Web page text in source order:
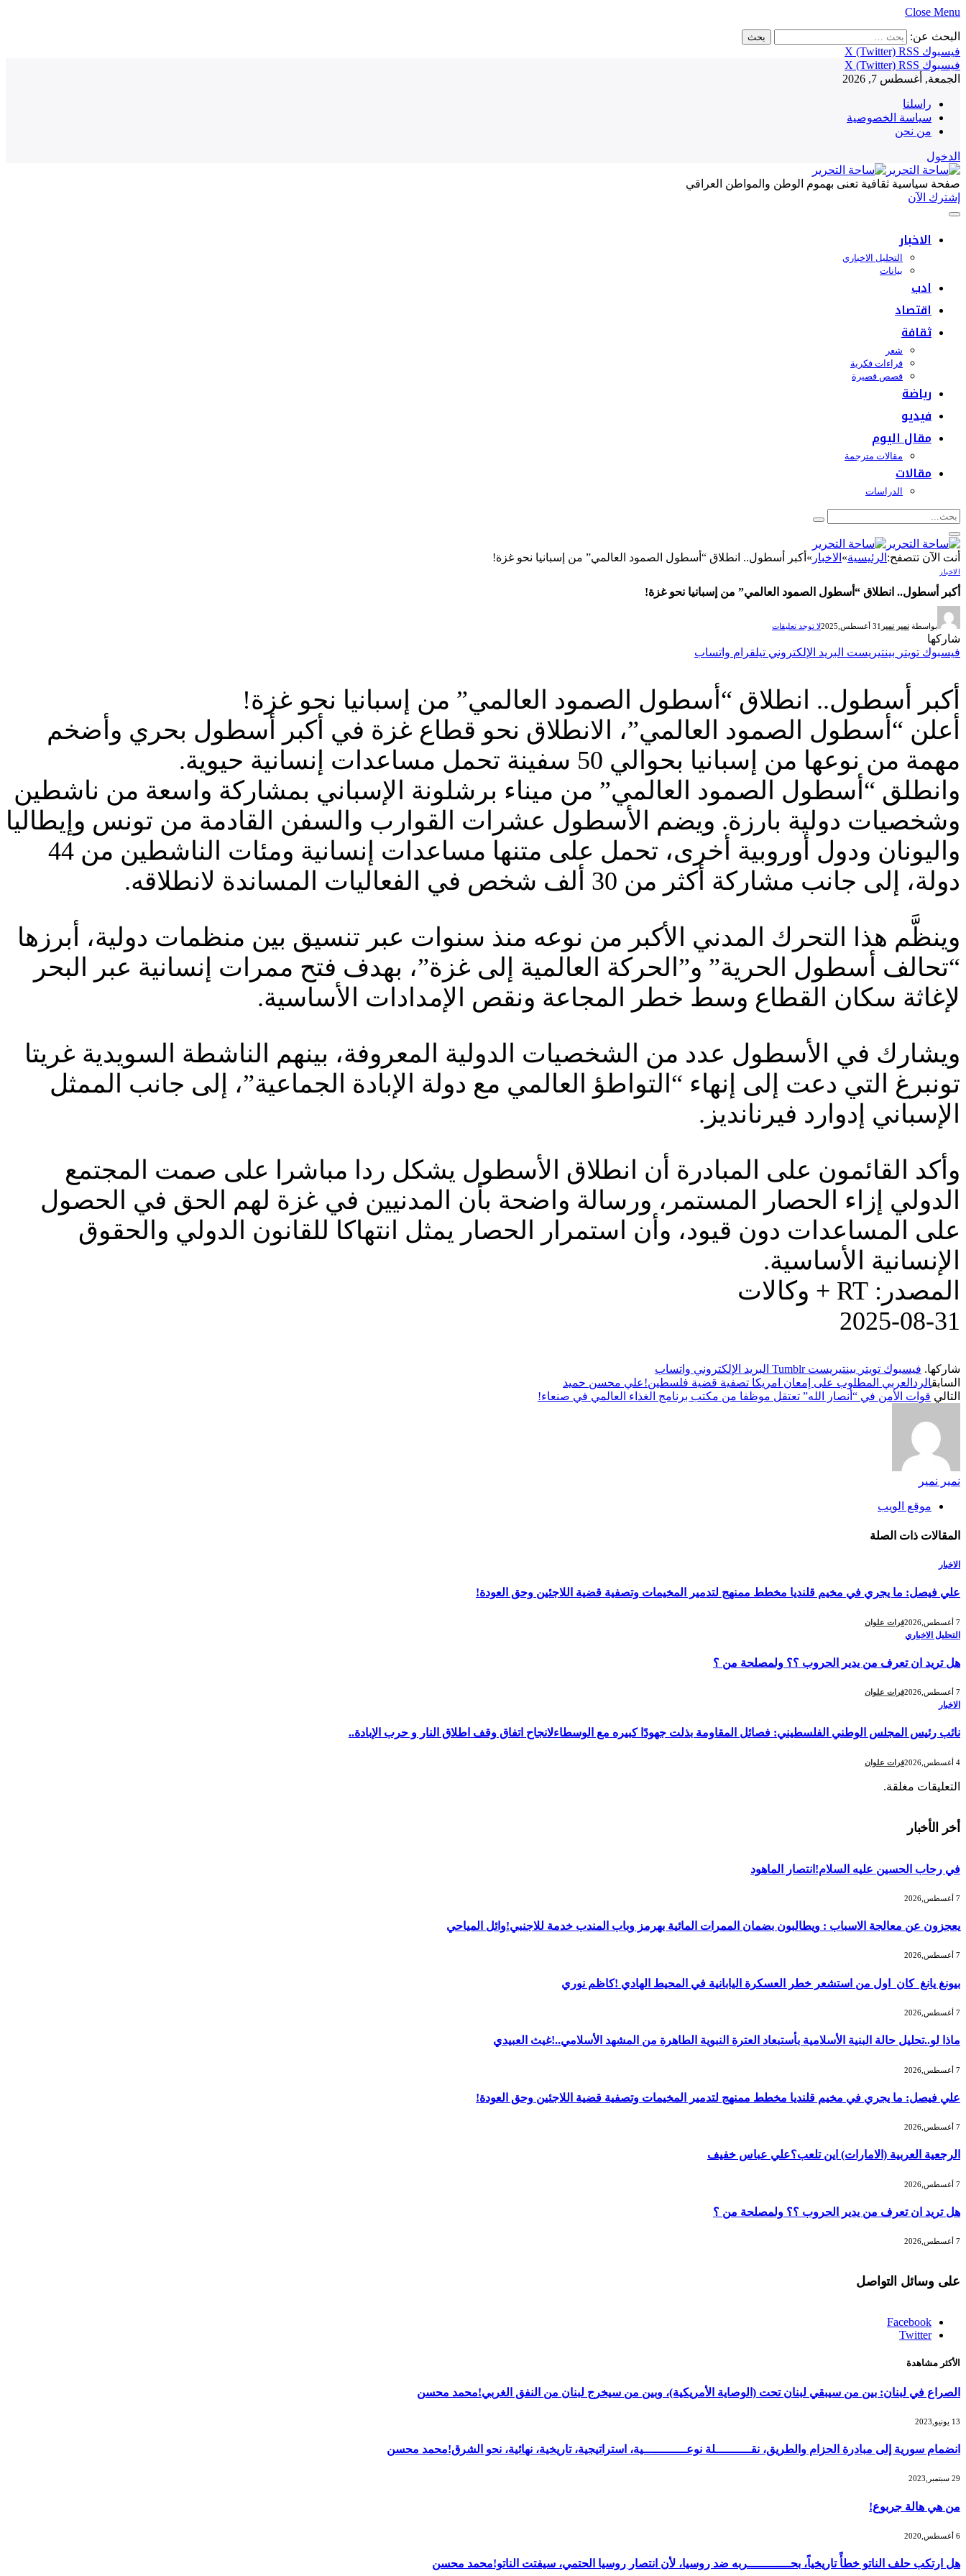
Close Menu
البحث عن:
فيسبوك
X (Twitter) RSS
فيسبوك
X (Twitter) RSS
الجمعة, أغسطس 7, 2026
راسلنا
سياسة الخصوصية
من نحن
الدخول
صفحة سياسية ثقافية تعنى بهموم الوطن والمواطن العراقي
إشترك الآن
الاخبار
التحليل الاخباري
بيانات
ادب
اقتصاد
ثقافة
شعر
قراءات فكرية
قصص قصيرة
رياضة
فيديو
مقال اليوم
مقالات مترجمة
مقالات
الدراسات
أنت الآن تتصفح: الرئيسية» الاخبار » أكبر أسطول.. انطلاق “أسطول الصمود العالمي” من إسبانيا نحو غزة!
الاخبار
أكبر أسطول.. انطلاق “أسطول الصمود العالمي” من إسبانيا نحو غزة!
بواسطة نمير نمير 31 أغسطس,2025 لا توجد تعليقات
شاركها
فيسبوك تويتر بينتيريست البريد الإلكتروني تيلقرام واتساب
أكبر أسطول.. انطلاق “أسطول الصمود العالمي” من إسبانيا نحو غزة!
أعلن “أسطول الصمود العالمي”، الانطلاق نحو قطاع غزة في أكبر أسطول بحري وأضخم
مهمة من نوعها من إسبانيا بحوالي 50 سفينة تحمل مساعدات إنسانية حيوية.
وانطلق “أسطول الصمود العالمي” من ميناء برشلونة الإسباني بمشاركة واسعة من ناشطين
وشخصيات دولية بارزة. ويضم الأسطول عشرات القوارب والسفن القادمة من تونس وإيطاليا
واليونان ودول أوروبية أخرى، تحمل على متنها مساعدات إنسانية ومئات الناشطين من 44
دولة، إلى جانب مشاركة أكثر من 30 ألف شخص في الفعاليات المساندة لانطلاقه.
وينظَّم هذا التحرك المدني الأكبر من نوعه منذ سنوات عبر تنسيق بين منظمات دولية، أبرزها
“تحالف أسطول الحرية” و”الحركة العالمية إلى غزة”، بهدف فتح ممرات إنسانية عبر البحر
لإغاثة سكان القطاع وسط خطر المجاعة ونقص الإمدادات الأساسية.
ويشارك في الأسطول عدد من الشخصيات الدولية المعروفة، بينهم الناشطة السويدية غريتا
تونبرغ التي دعت إلى إنهاء “التواطؤ العالمي مع دولة الإبادة الجماعية”، إلى جانب الممثل
الإسباني إدوارد فيرنانديز.
وأكد القائمون على المبادرة أن انطلاق الأسطول يشكل ردا مباشرا على صمت المجتمع
الدولي إزاء الحصار المستمر، ورسالة واضحة بأن المدنيين في غزة لهم الحق في الحصول
على المساعدات دون قيود، وأن استمرار الحصار يمثل انتهاكا للقانون الدولي والحقوق
الإنسانية الأساسية.
المصدر: RT + وكالات
‎2025-‎08-‎31
شاركها. فيسبوك تويتر بينتيريست Tumblr البريد الإلكتروني واتساب
السابقالردالعربي المطلوب على إمعان امريكا تصفية قضية فلسطين!علي محسن حميد
التالي قوات الأمن في “أنصار الله” تعتقل موظفا من مكتب برنامج الغذاء العالمي في صنعاء!
نمير نمير
موقع الويب
المقالات ذات الصلة
الاخبار
علي فيصل: ما يجري في مخيم قلنديا مخطط ممنهج لتدمير المخيمات وتصفية قضية اللاجئين وحق العودة!
7 أغسطس,2026 فرات علوان
التحليل الاخباري
هل تريد ان تعرف من يدير الحروب ؟؟ ولمصلحة من ؟
7 أغسطس,2026 فرات علوان
الاخبار
نائب رئيس المجلس الوطني الفلسطيني: فصائل المقاومة بذلت جهودًا كبيره مع الوسطاءلانجاح اتفاق وقف اطلاق النار و حرب الإبادة..
4 أغسطس,2026 فرات علوان
التعليقات مغلقة.
أخر الأخبار
في رحاب الحسين عليه السلام!انتصار الماهود
7 أغسطس,2026
يعجزون عن معالجة الاسباب : ويطالبون بضمان الممرات المائية بهرمز وباب المندب خدمة للاجنبي!وائل المياحي
7 أغسطس,2026
بيونغ يانغ كان اول من استشعر خطر العسكرة اليابانية في المحيط الهادي !كاظم نوري
7 أغسطس,2026
ماذا لو..تحليل حالة البنية الأسلامية بأستبعاد العترة النبوية الطاهرة من المشهد الأسلامي..!غيث العبيدي
7 أغسطس,2026
علي فيصل: ما يجري في مخيم قلنديا مخطط ممنهج لتدمير المخيمات وتصفية قضية اللاجئين وحق العودة!
7 أغسطس,2026
الرجعية العربية (الامارات) اين تلعب؟علي عباس خفيف
7 أغسطس,2026
هل تريد ان تعرف من يدير الحروب ؟؟ ولمصلحة من ؟
7 أغسطس,2026
على وسائل التواصل
Facebook
Twitter
الأكثر مشاهدة
الصراع في لبنان: بين من سيبقي لبنان تحت (الوصاية الأمريكية)، وبين من سيخرج لبنان من النفق الغربي!محمد محسن
13 يونيو,2023
انضمام سورية إلى مبادرة الحزام والطريق، نقــــــــــلة نوعــــــــــــية، استراتيجية، تاريخية، نهائية، نحو الشرق!محمد محسن
29 سبتمبر,2023
من هي هالة جربوع!
6 أغسطس,2020
هل ارتكب حلف الناتو خطأً تاريخياً، بحــــــــــــربه ضد روسيا، لأن انتصار روسيا الحتمي، سيفتت الناتو!محمد محسن